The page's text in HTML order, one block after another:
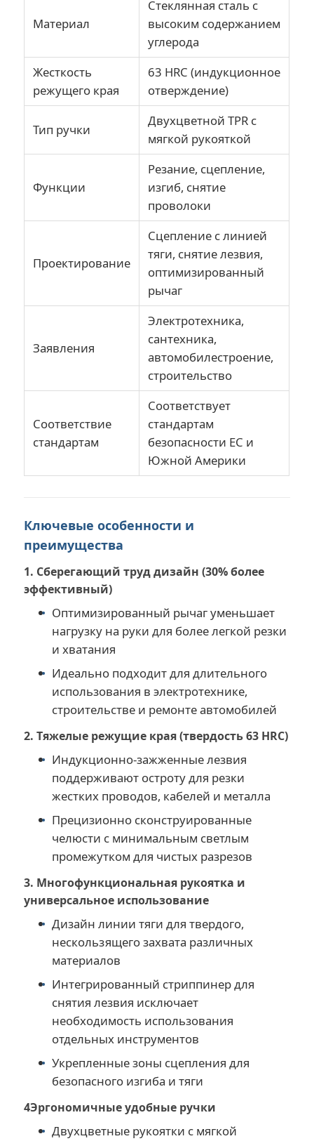
Инструменты с изоляцией
Плоскогубцы пружинного кольца
Ключи соединений канавок
Материал
Стеклянная сталь с
высоким содержанием
углерода
Жесткость
режущего края
63 HRC (индукционное
отверждение)
Тип ручки
Двухцветной TPR с
мягкой рукояткой
Функции
Резание, сцепление,
изгиб, снятие
проволоки
Проектирование
Сцепление с линией
тяги, снятие лезвия,
оптимизированный
рычаг
Заявления
Электротехника,
сантехника,
автомобилестроение,
строительство
Соответствие
стандартам
Соответствует
стандартам
безопасности ЕС и
Южной Америки
Ключевые особенности и
преимущества
1. Сберегающий труд дизайн (30% более
эффективный)
Оптимизированный рычаг уменьшает
нагрузку на руки для более легкой резки
и хватания
Идеально подходит для длительного
использования в электротехнике,
строительстве и ремонте автомобилей
2. Тяжелые режущие края (твердость 63 HRC)
Индукционно-зажженные лезвия
поддерживают остроту для резки
жестких проводов, кабелей и металла
Прецизионно сконструированные
челюсти с минимальным светлым
промежутком для чистых разрезов
3. Многофункциональная рукоятка и
универсальное использование
Дизайн линии тяги для твердого,
нескользящего захвата различных
материалов
Интегрированный стриппинер для
снятия лезвия исключает
необходимость использования
отдельных инструментов
Укрепленные зоны сцепления для
безопасного изгиба и тяги
4Эргономичные удобные ручки
Двухцветные рукоятки с мягкой